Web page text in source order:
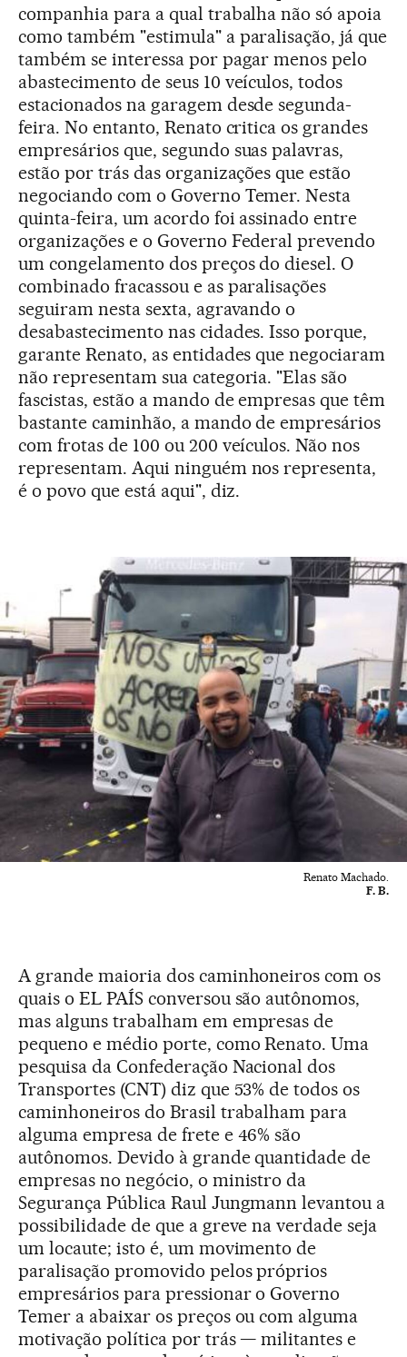
companhia para a qual trabalha não só apoia
como também "estimula" a paralisação, já que
também se interessa por pagar menos pelo
abastecimento de seus 10 veículos, todos
estacionados na garagem desde segunda-
feira. No entanto, Renato critica os grandes
empresários que, segundo suas palavras,
estão por trás das organizações que estão
negociando com o Governo Temer. Nesta
quinta-feira, um acordo foi assinado entre
organizações e o Governo Federal prevendo
um congelamento dos preços do diesel. O
combinado fracassou e as paralisações
seguiram nesta sexta, agravando o
desabastecimento nas cidades. Isso porque,
garante Renato, as entidades que negociaram
não representam sua categoria. "Elas são
fascistas, estão a mando de empresas que têm
bastante caminhão, a mando de empresários
com frotas de 100 ou 200 veículos. Não nos
representam. Aqui ninguém nos representa,
é o povo que está aqui", diz.
Renato Machado.
F. B.
A grande maioria dos caminhoneiros com os
quais o EL PAÍS conversou são autônomos,
mas alguns trabalham em empresas de
pequeno e médio porte, como Renato. Uma
pesquisa da Confederação Nacional dos
Transportes (CNT) diz que 53% de todos os
caminhoneiros do Brasil trabalham para
alguma empresa de frete e 46% são
autônomos. Devido à grande quantidade de
empresas no negócio, o ministro da
Segurança Pública Raul Jungmann levantou a
possibilidade de que a greve na verdade seja
um locaute; isto é, um movimento de
paralisação promovido pelos próprios
empresários para pressionar o Governo
Temer a abaixar os preços ou com alguma
motivação política por trás — militantes e